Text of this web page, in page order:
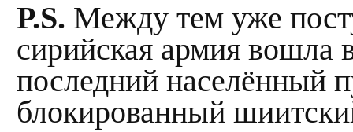
P.S. Между тем уже
сирийская армия вошла
последний населённый
блокированный